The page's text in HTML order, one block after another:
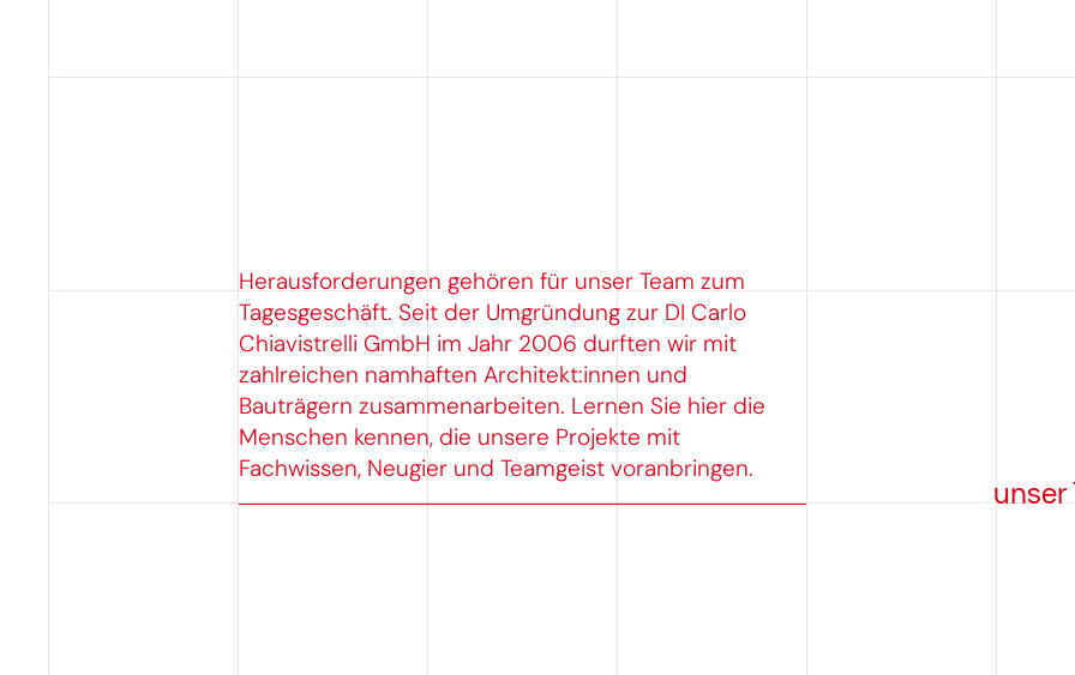
Herausforderungen gehören für unser Team zum
Tagesgeschäft. Seit der Umgründung zur DI Carlo
Chiavistrelli GmbH im Jahr 2006 durften wir mit
zahlreichen namhaften Architekt:innen und
Bauträgern zusammenarbeiten. Lernen Sie hier die
Menschen kennen, die unsere Projekte mit
Fachwissen, Neugier und Teamgeist voranbringen.
unser